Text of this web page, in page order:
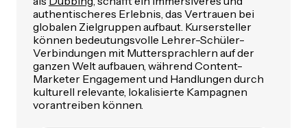
authentischeres Erlebnis, das Vertrauen bei
globalen Zielgruppen aufbaut. Kursersteller
können bedeutungsvolle Lehrer-Schüler-
Verbindungen mit Muttersprachlern auf der
ganzen Welt aufbauen, während Content-
Marketer Engagement und Handlungen durch
kulturell relevante, lokalisierte Kampagnen
vorantreiben können.